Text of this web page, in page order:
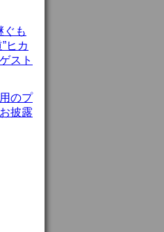
ぐも
ヒカ
スト
のプ
披露